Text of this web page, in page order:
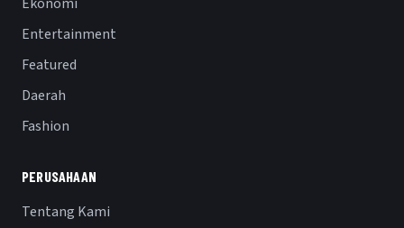
Entertainment
Featured
Daerah
Fashion
PERUSAHAAN
Tentang Kami